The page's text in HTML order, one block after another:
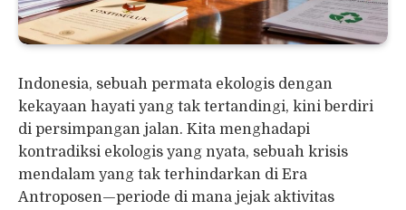
Indonesia, sebuah permata ekologis dengan
kekayaan hayati yang tak tertandingi, kini berdiri
di persimpangan jalan. Kita menghadapi
kontradiksi ekologis yang nyata, sebuah krisis
mendalam yang tak terhindarkan di Era
Antroposen—periode di mana jejak aktivitas